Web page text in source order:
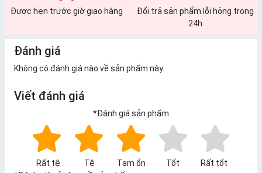
Được hẹn trước giờ giao hàng
Đổi trả sản phẩm lỗi hỏng trong
24h
Đánh giá
Không có đánh giá nào về sản phẩm này.
Viết đánh giá
*Đánh giá sản phẩm
Rất tệ Tệ Tạm ổn Tốt
Rất tốt